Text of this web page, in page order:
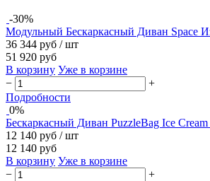
-30%
Модульный Бескаркасный Диван Space
36 344 руб / шт
51 920 руб
В корзину Уже в корзине
−
+
Подробности
0%
Бескаркасный Диван PuzzleBag Ice
12 140 руб / шт
12 140 руб
В корзину Уже в корзине
−
+